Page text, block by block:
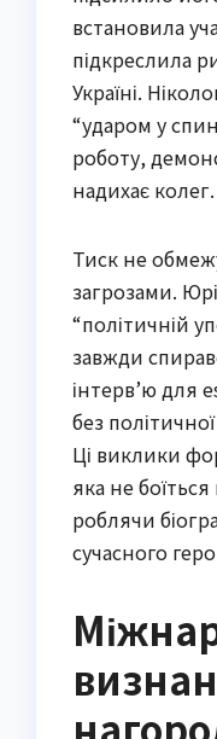
встановила
підкреслила
Україні.
“ударом у
роботу,
надихає колег.
Тиск не
загрозами.
“політичній
завжди
інтерв’ю для
без
Ці виклики
яка не
роблячи
сучасного